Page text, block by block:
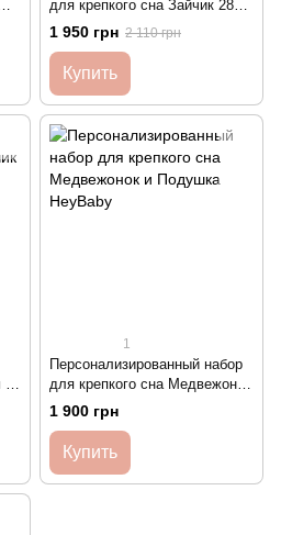
для крепкого сна Зайчик 28
см и Игрушка комфортер
HeyBaby
1 950 грн 2 110 грн
Купить
и
1
Персонализированный набор
для крепкого сна Медвежонок
и Подушка HeyBaby
1 900 грн
Купить